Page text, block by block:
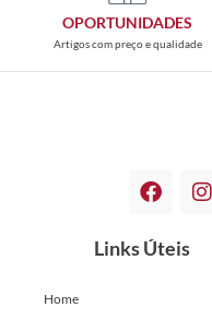
OPORTUNIDADES
Artigos com preço e qualidade
Links Úteis
Home